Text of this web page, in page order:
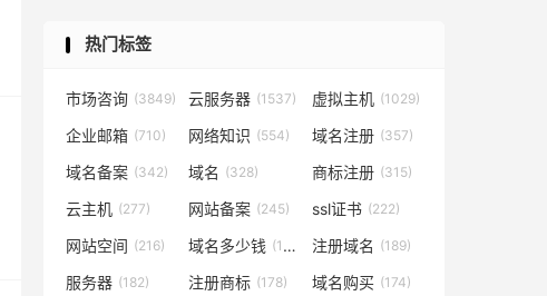
热门标签
市场咨询 (3849) 云服务器 (1537) 虚拟主机 (1029)
企业邮箱 (710) 网络知识 (554) 域名注册 (357)
域名备案 (342) 域名 (328) 商标注册 (315)
云主机 (277) 网站备案 (245) ssl证书 (222)
网站空间 (216) 域名多少钱 (194) 注册域名 (189)
服务器 (182) 注册商标 (178) 域名购买 (174)